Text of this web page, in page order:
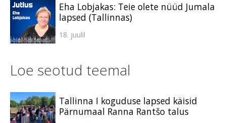
Eha Lobjakas: Teie olete nüüd Jumala
lapsed (Tallinnas)
18. juulil
Loe seotud teemal
Tallinna I koguduse lapsed käisid
Pärnumaal Ranna Rantšo talus